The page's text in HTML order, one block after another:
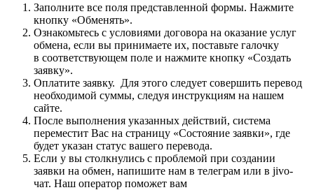
Заполните все поля представленной формы. Нажмите
кнопку «Обменять».
Ознакомьтесь с условиями договора на оказание услуг
обмена, если вы принимаете их, поставьте галочку
в соответствующем поле и нажмите кнопку «Создать
заявку».
Оплатите заявку. Для этого следует совершить перевод
необходимой суммы, следуя инструкциям на нашем
сайте.
После выполнения указанных действий, система
переместит Вас на страницу «Состояние заявки», где
будет указан статус вашего перевода.
Если у вы столкнулись с проблемой при создании
заявки на обмен, напишите нам в телеграм или в jivo-
чат. Наш оператор поможет вам